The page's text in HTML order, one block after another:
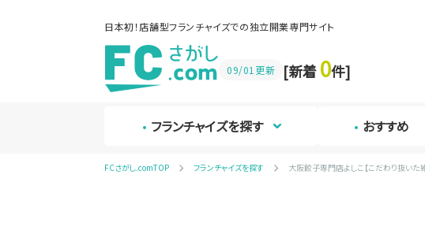
日本初！店舗型フランチャイズでの独立開業専門サイト
09/01更新 [新着0件]
フランチャイズを探す おすすめ
FCさがし.comTOP フランチャイズを探す 大阪餃子専門店よしこ【こだわり抜い